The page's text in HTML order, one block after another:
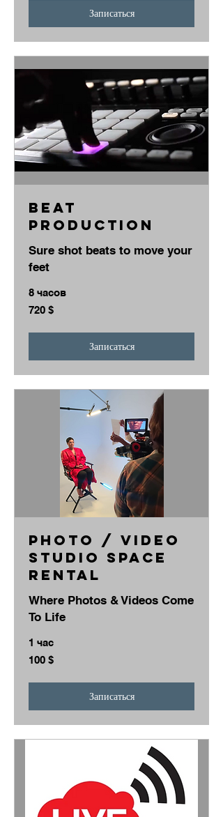
Записаться
Beat
Production
Sure shot beats to move your
feet
8 часов
720
долларов
720 $
Записаться
Photo / Video
Studio Space
Rental
Where Photos & Videos Come
To Life
1 час
100
долларов
100 $
Записаться